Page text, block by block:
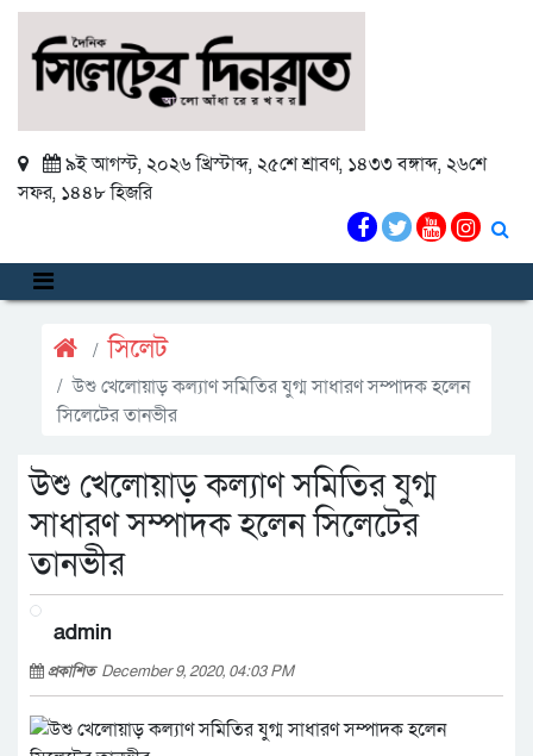
৯ই আগস্ট, ২০২৬ খ্রিস্টাব্দ, ২৫শে শ্রাবণ, ১৪৩৩ বঙ্গাব্দ, ২৬শে
সফর, ১৪৪৮ হিজরি
সিলেট
উশু খেলোয়াড় কল্যাণ সমিতির যুগ্ম সাধারণ সম্পাদক হলেন
সিলেটের তানভীর
উশু খেলোয়াড় কল্যাণ সমিতির যুগ্ম
সাধারণ সম্পাদক হলেন সিলেটের
তানভীর
admin
প্রকাশিত December 9, 2020, 04:03 PM